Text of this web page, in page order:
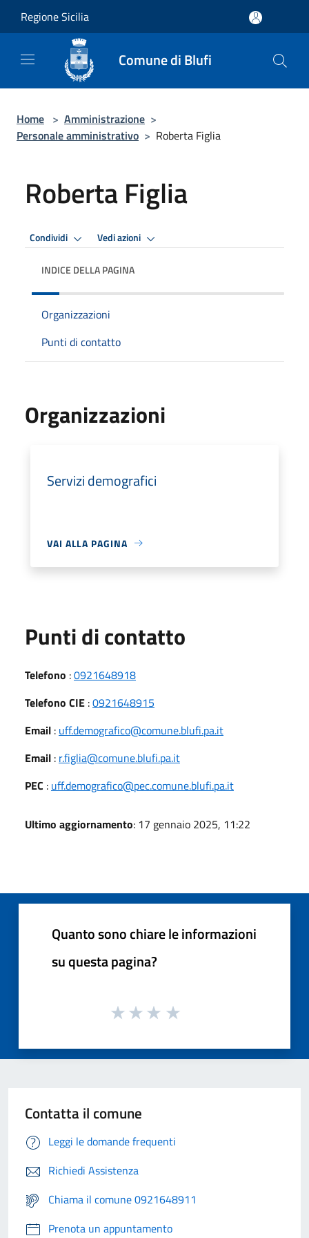
Regione Sicilia
Comune di Blufi
Home > Amministrazione >
Personale amministrativo > Roberta Figlia
Roberta Figlia
Condividi Vedi azioni
INDICE DELLA PAGINA
Organizzazioni
Punti di contatto
Organizzazioni
Servizi demografici
VAI ALLA PAGINA
Punti di contatto
Telefono :0921648918
Telefono CIE :0921648915
Email : uff.demografico@comune.blufi.pa.it
Email : r.figlia@comune.blufi.pa.it
PEC : uff.demografico@pec.comune.blufi.pa.it
Ultimo aggiornamento: 17 gennaio 2025, 11:22
Quanto sono chiare le informazioni
su questa pagina?
Contatta il comune
Leggi le domande frequenti
Richiedi Assistenza
Chiama il comune 0921648911
Prenota un appuntamento